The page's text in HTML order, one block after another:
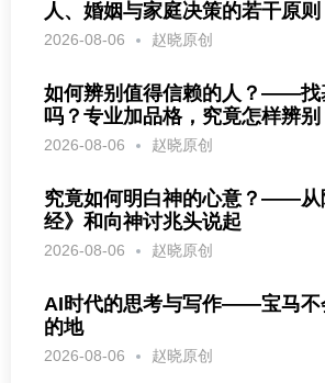
人、婚姻与家庭决策的若干原则
2026-08-06 赵晓原创
如何辨别值得信赖的人？——找
吗？专业加品格，究竟怎样辨别
2026-08-06 赵晓原创
究竟如何明白神的心意？——从
经》和向神讨兆头说起
2026-08-06 赵晓原创
AI时代的思考与写作——宝马不
的地
2026-08-06 赵晓原创